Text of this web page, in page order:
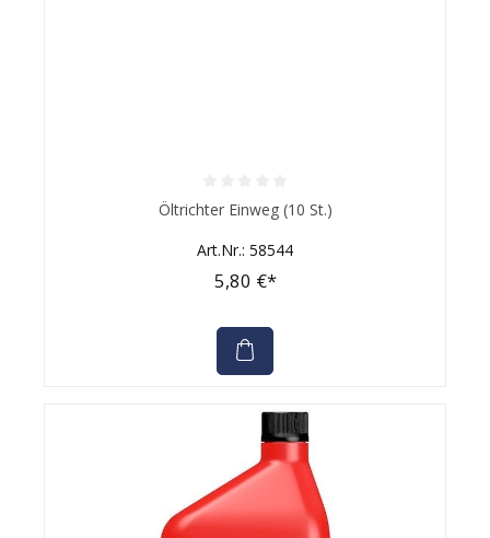
Durchschnittliche Bewertung von 0 von 5 Sternen
Öltrichter Einweg (10 St.)
Art.Nr.: 58544
5,80 €*